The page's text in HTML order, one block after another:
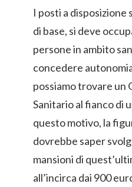
I posti a disposizione
di base, si deve
persone in ambito
concedere
possiamo trovare un
Sanitario al fianco di
questo motivo, la
dovrebbe saper
mansioni di
all’incirca dai 900